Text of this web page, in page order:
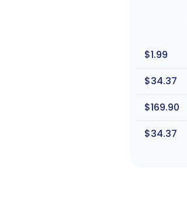
$1.99
$34.37
$169.90
$34.37